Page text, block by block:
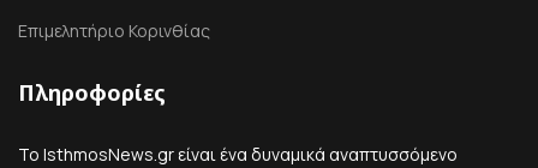
Επιμελητήριο Κορινθίας
Πληροφορίες
Το IsthmosNews.gr είναι ένα δυναμικά αναπτυσσόμενο